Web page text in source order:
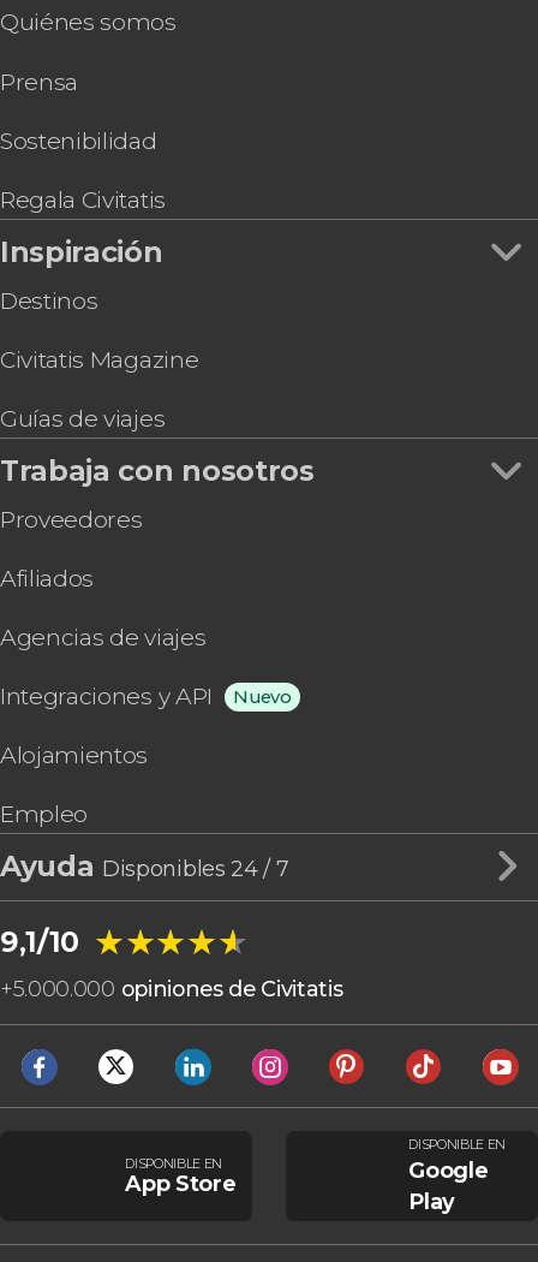
Quiénes somos
Prensa
Sostenibilidad
Regala Civitatis
Inspiración
Destinos
Civitatis Magazine
Guías de viajes
Trabaja con nosotros
Proveedores
Afiliados
Agencias de viajes
Integraciones y API Nuevo
Alojamientos
Empleo
Ayuda Disponibles 24 / 7
9,1/10 ★★★★★
★★★★★
+5.000.000 opiniones de Civitatis
DISPONIBLE EN
App Store
DISPONIBLE EN
Google
Play